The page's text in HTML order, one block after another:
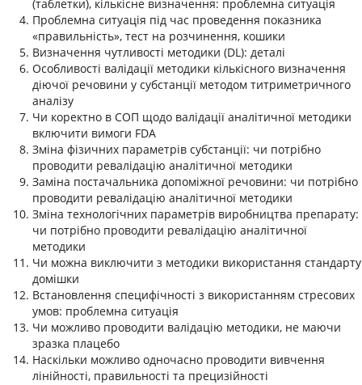
(таблетки), кількісне визначення: проблемна ситуація
Проблемна ситуація під час проведення показника
«правильність», тест на розчинення, кошики
Визначення чутливості методики (DL): деталі
Особливості валідації методики кількісного визначення
діючої речовини у субстанції методом титриметричного
аналізу
Чи коректно в СОП щодо валідації аналітичної методики
включити вимоги FDA
Зміна фізичних параметрів субстанції: чи потрібно
проводити ревалідацію аналітичної методики
Заміна постачальника допоміжної речовини: чи потрібно
проводити ревалідацію аналітичної методики
Зміна технологічних параметрів виробництва препарату:
чи потрібно проводити ревалідацію аналітичної
методики
Чи можна виключити з методики використання стандарту
домішки
Встановлення специфічності з використанням стресових
умов: проблемна ситуація
Чи можливо проводити валідацію методики, не маючи
зразка плацебо
Наскільки можливо одночасно проводити вивчення
лінійності, правильності та прецизійності